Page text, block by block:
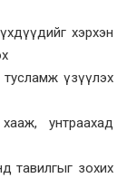
хэрхэн
үзүүлэх
унтраахад
тавилгыг зохих